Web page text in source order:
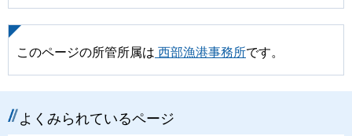
このページの所管所属は 西部漁港事務所です。
よくみられているページ